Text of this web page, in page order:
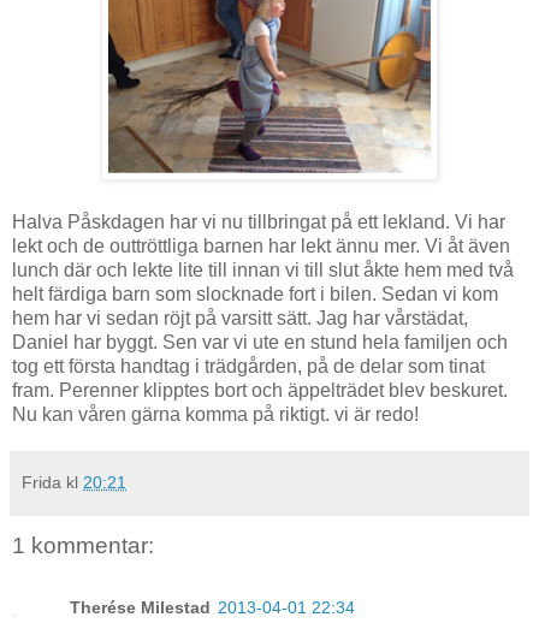
Halva Påskdagen har vi nu tillbringat på ett lekland. Vi har
lekt och de outtröttliga barnen har lekt ännu mer. Vi åt även
lunch där och lekte lite till innan vi till slut åkte hem med två
helt färdiga barn som slocknade fort i bilen. Sedan vi kom
hem har vi sedan röjt på varsitt sätt. Jag har vårstädat,
Daniel har byggt. Sen var vi ute en stund hela familjen och
tog ett första handtag i trädgården, på de delar som tinat
fram. Perenner klipptes bort och äppelträdet blev beskuret.
Nu kan våren gärna komma på riktigt. vi är redo!
Frida kl 20:21
1 kommentar:
Therése Milestad 2013-04-01 22:34